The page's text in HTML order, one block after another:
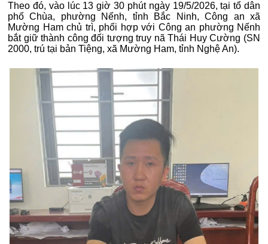
Theo đó, vào lúc 13 giờ 30 phút ngày 19/5/2026, tại tổ dân
phố Chùa, phường Nếnh, tỉnh Bắc Ninh, Công an xã
Mường Ham chủ trì, phối hợp với Công an phường Nếnh
bắt giữ thành công đối tượng truy nã Thái Huy Cường (SN
2000, trú tại bản Tiệng, xã Mường Ham, tỉnh Nghệ An).